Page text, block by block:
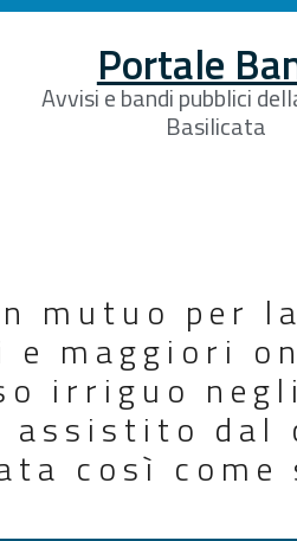
Portale
Avvisi e bandi pubblici
Basilicata
mutuo per
maggiori
irriguo
assistito dal
così